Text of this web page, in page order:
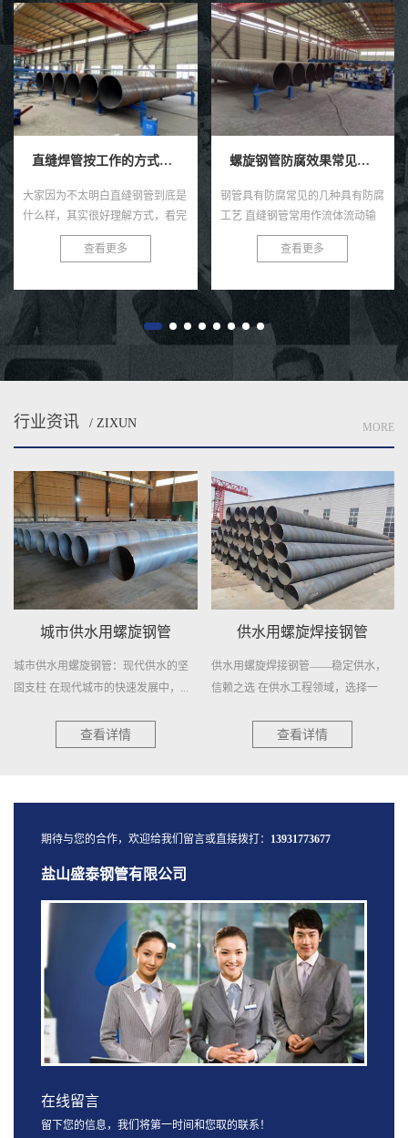
直缝焊管按工作的方式如何不同分类？
大家因为不太明白直缝钢管到底是
什么样，其实很好理解方式，看完
一篇文章你就懂啦。 无缝钢管按
照工作方法能够可分五种方式，即
查看更多
螺旋钢管防腐效果常见的四种具有防腐工艺技术。
钢管具有防腐常见的几种具有防腐
工艺 直缝钢管常用作流体流动输
送和其他气体高质量人才，管道系
统经常需要更多埋地、水下或者权
查看更多
行业资讯 / ZIXUN MORE
城市供水用螺旋钢管
城市供水用螺旋钢管：现代供水的坚
固支柱 在现代城市的快速发展中，...
查看详情
供水用螺旋焊接钢管
供水用螺旋焊接钢管——稳定供水，
信赖之选 在供水工程领域，选择一
查看详情
期待与您的合作，欢迎给我们留言或直接拨打： 13931773677
盐山盛泰钢管有限公司
在线留言
留下您的信息，我们将第一时间和您取的联系！